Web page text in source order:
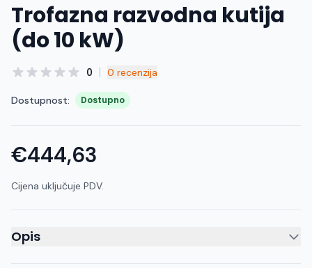
Trofazna razvodna kutija
(do 10 kW)
0 | 0 recenzija
Dostupnost: Dostupno
€444,63
Cijena uključuje PDV.
Opis